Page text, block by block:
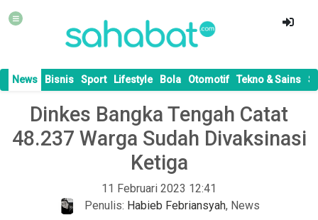
News Bisnis Sport Lifestyle Bola Otomotif Tekno & Sains
Dinkes Bangka Tengah Catat
48.237 Warga Sudah Divaksinasi
Ketiga
11 Februari 2023 12:41
Penulis: Habieb Febriansyah, News